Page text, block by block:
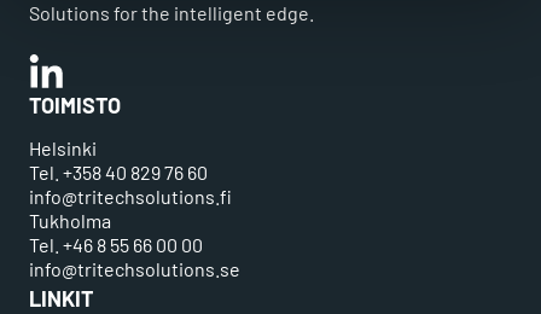
Solutions for the intelligent edge.
Linkedin
TOIMISTO
Helsinki
Tel. +358 40 829 76 60
info@tritechsolutions.fi
Tukholma
Tel. +46 8 55 66 00 00
info@tritechsolutions.se
LINKIT